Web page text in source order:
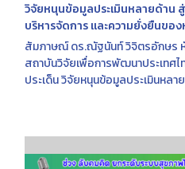
วิจัยหนุนข้อมูลประเมินหลายด้าน
บริหารจัดการ และความยั่งยืนขอ
FM 96.5 MHz | เวทีความคิด | 15
สัมภาษณ์ ดร.ณัฐนันท์ วิจิตรอักษร หั
สถาบันวิจัยเพื่อการพัฒนาประเทศ
ประเด็น วิจัยหนุนข้อมูลประเมินหล